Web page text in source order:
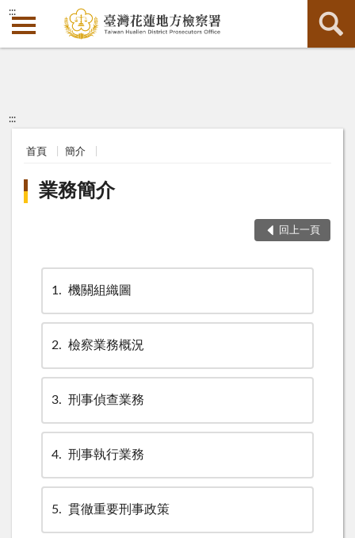
:::
:::
首頁 簡介
業務簡介
回上一頁
1 機關組織圖
2 檢察業務概況
3 刑事偵查業務
4 刑事執行業務
5 貫徹重要刑事政策